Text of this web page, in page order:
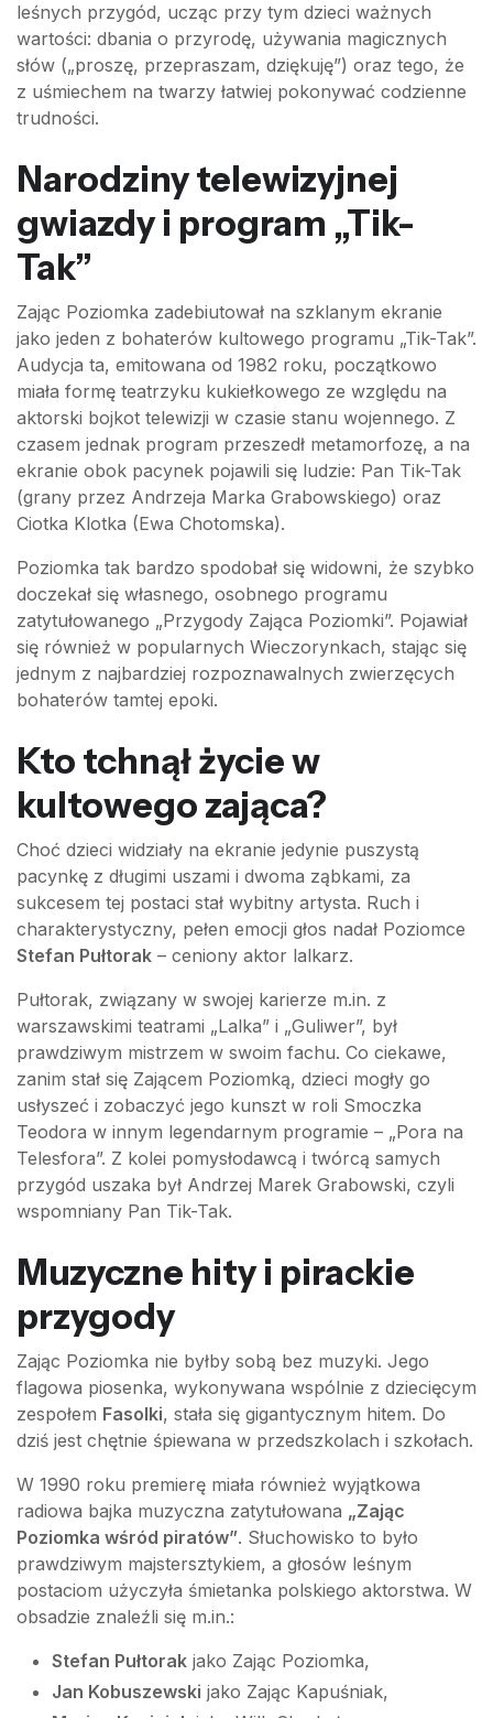
leśnych przygód, ucząc przy tym dzieci ważnych
wartości: dbania o przyrodę, używania magicznych
słów („proszę, przepraszam, dziękuję”) oraz tego, że
z uśmiechem na twarzy łatwiej pokonywać codzienne
trudności.
Narodziny telewizyjnej
gwiazdy i program „Tik-
Tak”
Zając Poziomka zadebiutował na szklanym ekranie
jako jeden z bohaterów kultowego programu „Tik-Tak”.
Audycja ta, emitowana od 1982 roku, początkowo
miała formę teatrzyku kukiełkowego ze względu na
aktorski bojkot telewizji w czasie stanu wojennego. Z
czasem jednak program przeszedł metamorfozę, a na
ekranie obok pacynek pojawili się ludzie: Pan Tik-Tak
(grany przez Andrzeja Marka Grabowskiego) oraz
Ciotka Klotka (Ewa Chotomska).
Poziomka tak bardzo spodobał się widowni, że szybko
doczekał się własnego, osobnego programu
zatytułowanego „Przygody Zająca Poziomki”. Pojawiał
się również w popularnych Wieczorynkach, stając się
jednym z najbardziej rozpoznawalnych zwierzęcych
bohaterów tamtej epoki.
Kto tchnął życie w
kultowego zająca?
Choć dzieci widziały na ekranie jedynie puszystą
pacynkę z długimi uszami i dwoma ząbkami, za
sukcesem tej postaci stał wybitny artysta. Ruch i
charakterystyczny, pełen emocji głos nadał Poziomce
Stefan Pułtorak – ceniony aktor lalkarz.
Pułtorak, związany w swojej karierze m.in. z
warszawskimi teatrami „Lalka” i „Guliwer”, był
prawdziwym mistrzem w swoim fachu. Co ciekawe,
zanim stał się Zającem Poziomką, dzieci mogły go
usłyszeć i zobaczyć jego kunszt w roli Smoczka
Teodora w innym legendarnym programie – „Pora na
Telesfora”. Z kolei pomysłodawcą i twórcą samych
przygód uszaka był Andrzej Marek Grabowski, czyli
wspomniany Pan Tik-Tak.
Muzyczne hity i pirackie
przygody
Zając Poziomka nie byłby sobą bez muzyki. Jego
flagowa piosenka, wykonywana wspólnie z dziecięcym
zespołem Fasolki, stała się gigantycznym hitem. Do
dziś jest chętnie śpiewana w przedszkolach i szkołach.
W 1990 roku premierę miała również wyjątkowa
radiowa bajka muzyczna zatytułowana „Zając
Poziomka wśród piratów”. Słuchowisko to było
prawdziwym majstersztykiem, a głosów leśnym
postaciom użyczyła śmietanka polskiego aktorstwa. W
obsadzie znaleźli się m.in.:
Stefan Pułtorak jako Zając Poziomka,
Jan Kobuszewski jako Zając Kapuśniak,